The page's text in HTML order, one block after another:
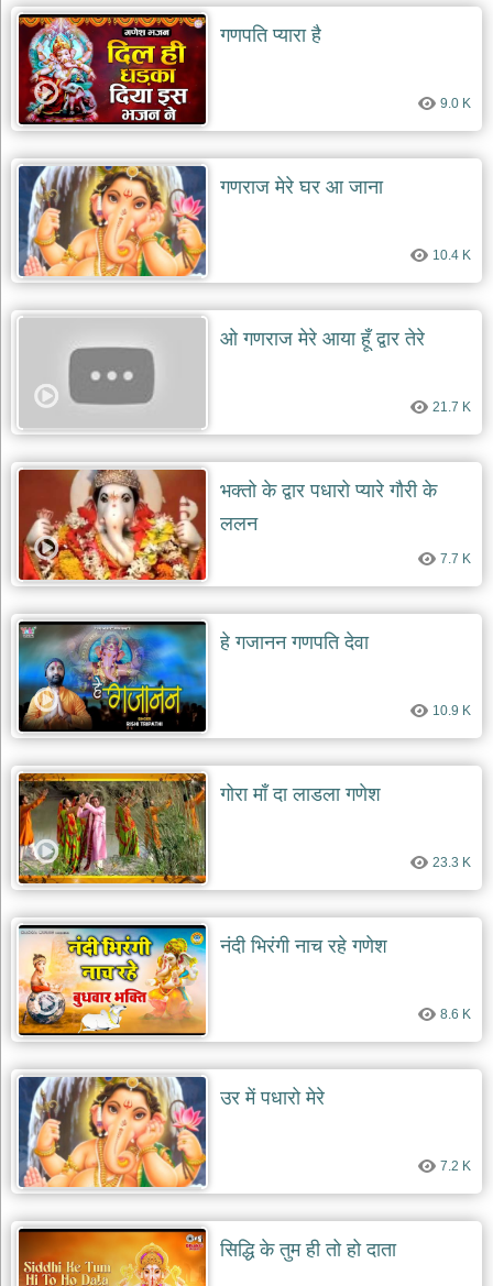
गणपति प्यारा है
9.0 K
गणराज मेरे घर आ जाना
10.4 K
ओ गणराज मेरे आया हूँ द्वार तेरे
21.7 K
भक्तो के द्वार पधारो प्यारे गौरी के
ललन
7.7 K
हे गजानन गणपति देवा
10.9 K
गोरा माँ दा लाडला गणेश
23.3 K
नंदी भिरंगी नाच रहे गणेश
8.6 K
उर में पधारो मेरे
7.2 K
सिद्धि के तुम ही तो हो दाता